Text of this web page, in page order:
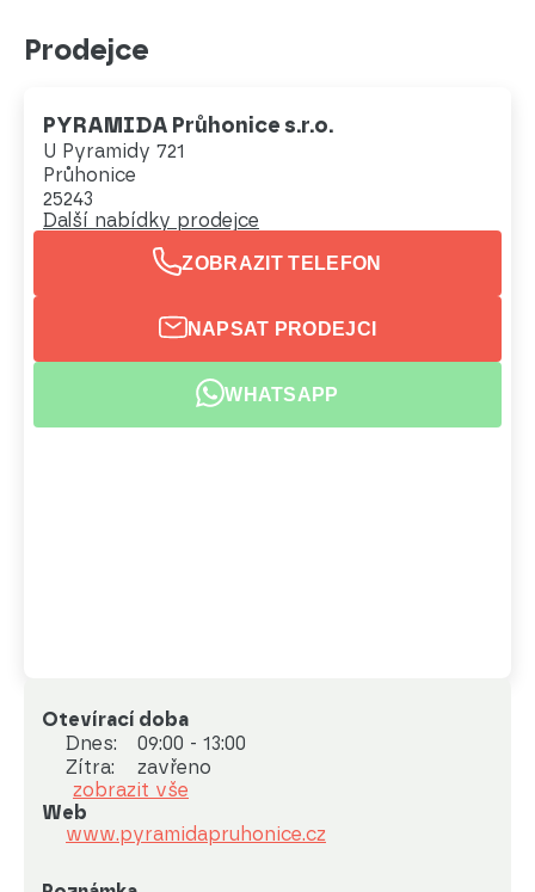
Prodejce
PYRAMIDA Průhonice s.r.o.
U Pyramidy 721
Průhonice
25243
Další nabídky prodejce
ZOBRAZIT TELEFON
NAPSAT PRODEJCI
WHATSAPP
Otevírací doba
Dnes:
09:00 - 13:00
Zítra:
zavřeno
zobrazit vše
Web
www.pyramidapruhonice.cz